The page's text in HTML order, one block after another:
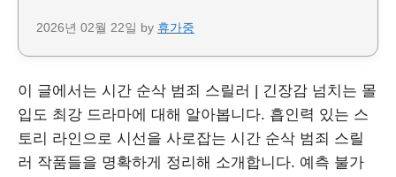
2026년 02월 22일 by 휴가중
이 글에서는 시간 순삭 범죄 스릴러 | 긴장감 넘치는 몰
입도 최강 드라마에 대해 알아봅니다. 흡인력 있는 스
토리 라인으로 시선을 사로잡는 시간 순삭 범죄 스릴
러 작품들을 명확하게 정리해 소개합니다. 예측 불가